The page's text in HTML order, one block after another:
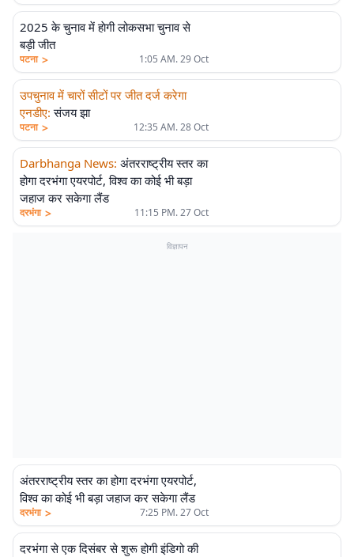
2025 के चुनाव में हाेगी लोकसभा चुनाव से
बड़ी जीत
पटना > 1:05 AM. 29 Oct
उपचुनाव में चारों सीटों पर जीत दर्ज करेगा
एनडीए: संजय झा
पटना > 12:35 AM. 28 Oct
Darbhanga News: अंतरराष्ट्रीय स्तर का
होगा दरभंगा एयरपोर्ट, विश्व का कोई भी बड़ा
जहाज कर सकेगा लैंड
दरभंगा > 11:15 PM. 27 Oct
विज्ञापन
अंतरराष्ट्रीय स्तर का होगा दरभंगा एयरपोर्ट,
विश्व का कोई भी बड़ा जहाज कर सकेगा लैंड
दरभंगा > 7:25 PM. 27 Oct
दरभंगा से एक दिसंबर से शुरू होगी इंडिगो की